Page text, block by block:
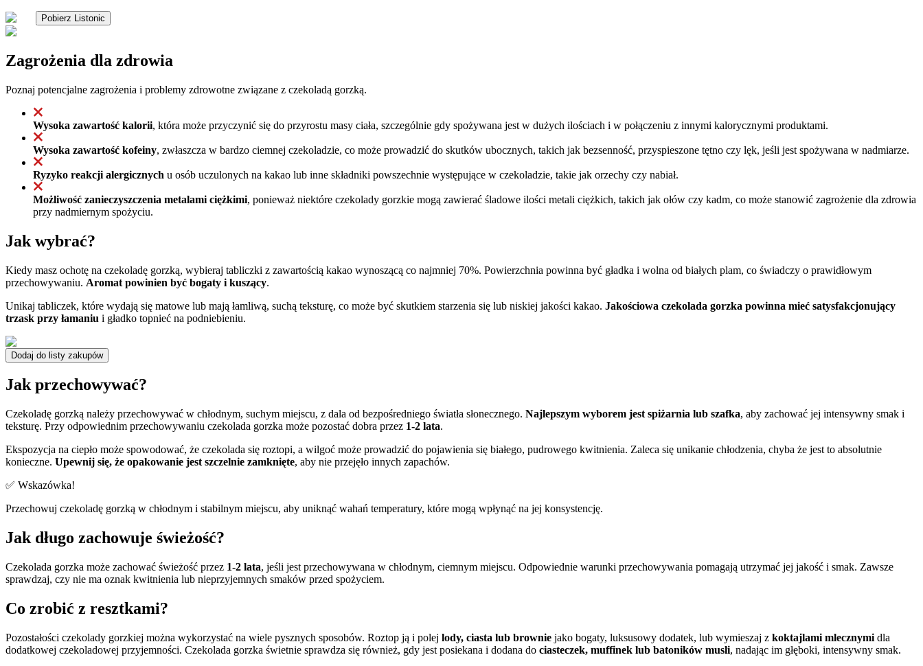
Pobierz Listonic
Zagrożenia dla zdrowia
Poznaj potencjalne zagrożenia i problemy zdrowotne związane z czekoladą gorzką.
Wysoka zawartość kalorii, która może przyczynić się do przyrostu masy ciała, szczególnie gdy spożywana jest w dużych ilościach i w połączeniu z innymi kalorycznymi produktami.
Wysoka zawartość kofeiny, zwłaszcza w bardzo ciemnej czekoladzie, co może prowadzić do skutków ubocznych, takich jak bezsenność, przyspieszone tętno czy lęk, jeśli jest spożywana w nadmiarze.
Ryzyko reakcji alergicznych u osób uczulonych na kakao lub inne składniki powszechnie występujące w czekoladzie, takie jak orzechy czy nabiał.
Możliwość zanieczyszczenia metalami ciężkimi, ponieważ niektóre czekolady gorzkie mogą zawierać śladowe ilości metali ciężkich, takich jak ołów czy kadm, co może stanowić zagrożenie dla zdrowia
przy nadmiernym spożyciu.
Jak wybrać?
Kiedy masz ochotę na czekoladę gorzką, wybieraj tabliczki z zawartością kakao wynoszącą co najmniej 70%. Powierzchnia powinna być gładka i wolna od białych plam, co świadczy o prawidłowym
przechowywaniu. Aromat powinien być bogaty i kuszący.
Unikaj tabliczek, które wydają się matowe lub mają łamliwą, suchą teksturę, co może być skutkiem starzenia się lub niskiej jakości kakao. Jakościowa czekolada gorzka powinna mieć satysfakcjonujący
trzask przy łamaniu i gładko topnieć na podniebieniu.
Dodaj do listy zakupów
Jak przechowywać?
Czekoladę gorzką należy przechowywać w chłodnym, suchym miejscu, z dala od bezpośredniego światła słonecznego. Najlepszym wyborem jest spiżarnia lub szafka, aby zachować jej intensywny smak i
teksturę. Przy odpowiednim przechowywaniu czekolada gorzka może pozostać dobra przez 1-2 lata.
Ekspozycja na ciepło może spowodować, że czekolada się roztopi, a wilgoć może prowadzić do pojawienia się białego, pudrowego kwitnienia. Zaleca się unikanie chłodzenia, chyba że jest to absolutnie
konieczne. Upewnij się, że opakowanie jest szczelnie zamknięte, aby nie przejęło innych zapachów.
✅ Wskazówka!
Przechowuj czekoladę gorzką w chłodnym i stabilnym miejscu, aby uniknąć wahań temperatury, które mogą wpłynąć na jej konsystencję.
Jak długo zachowuje świeżość?
Czekolada gorzka może zachować świeżość przez 1-2 lata, jeśli jest przechowywana w chłodnym, ciemnym miejscu. Odpowiednie warunki przechowywania pomagają utrzymać jej jakość i smak. Zawsze
sprawdzaj, czy nie ma oznak kwitnienia lub nieprzyjemnych smaków przed spożyciem.
Co zrobić z resztkami?
Pozostałości czekolady gorzkiej można wykorzystać na wiele pysznych sposobów. Roztop ją i polej lody, ciasta lub brownie jako bogaty, luksusowy dodatek, lub wymieszaj z koktajlami mlecznymi dla
dodatkowej czekoladowej przyjemności. Czekolada gorzka świetnie sprawdza się również, gdy jest posiekana i dodana do ciasteczek, muffinek lub batoników musli, nadając im głęboki, intensywny smak.